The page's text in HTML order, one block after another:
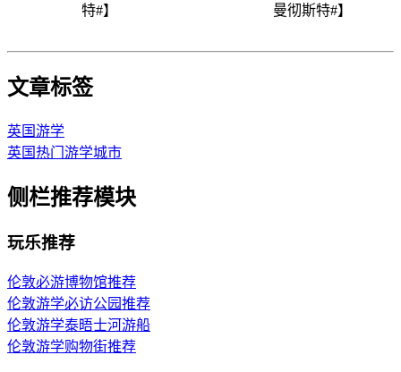
文章标签
英国游学
英国热门游学城市
侧栏推荐模块
玩乐推荐
伦敦必游博物馆推荐
伦敦游学必访公园推荐
伦敦游学泰晤士河游船
伦敦游学购物街推荐